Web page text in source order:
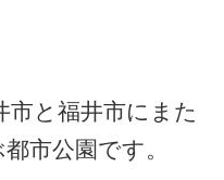
市と福井市にまた
市公園です。